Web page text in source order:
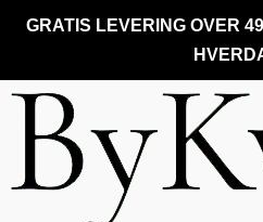
GRATIS LEVERING OVER